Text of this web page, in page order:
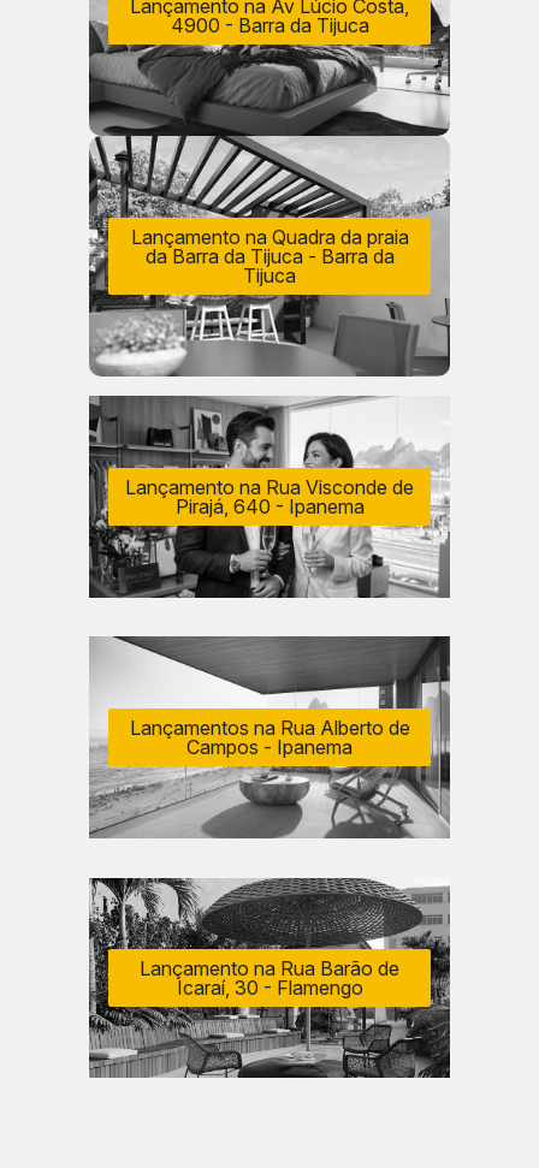
Lançamento na Av Lúcio Costa,
4900 - Barra da Tijuca
Lançamento na Quadra da praia
da Barra da Tijuca - Barra da
Tijuca
Lançamento na Rua Visconde de
Pirajá, 640 - Ipanema
Lançamentos na Rua Alberto de
Campos - Ipanema
Lançamento na Rua Barão de
Icaraí, 30 - Flamengo